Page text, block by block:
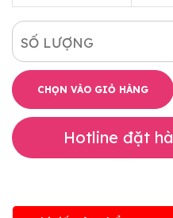
SỐ LƯỢNG
CHỌN VÀO GIỎ HÀNG
Hotline đặt